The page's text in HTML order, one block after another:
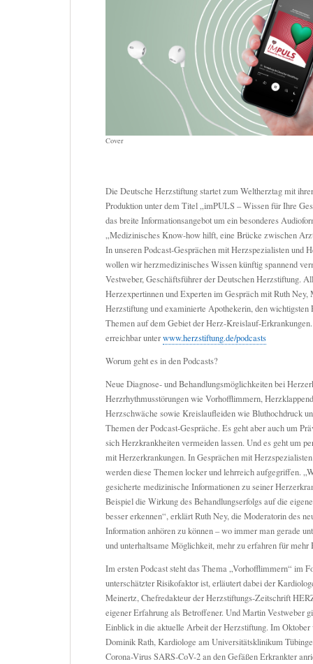
Cover
Die Deutsche Herzstiftung startet zum Weltherztag mit
Produktion unter dem Titel „imPULS – Wissen für Ihre
das breite Informationsangebot um ein besonderes
„Medizinisches Know-how hilft, eine Brücke zwischen
In unseren Podcast-Gesprächen mit Herzspezialisten und
wollen wir herzmedizinisches Wissen künftig spannend
Vestweber, Geschäftsführer der Deutschen Herzstiftung.
Herzexpertinnen und Experten im Gespräch mit Ruth Ney,
Herzstiftung und examinierte Apothekerin, den wichtigsten
Themen auf dem Gebiet der Herz-Kreislauf-
erreichbar unterwww.herzstiftung.de/podcasts
Worum geht es in den Podcasts?
Neue Diagnose- und Behandlungsmöglichkeiten bei
Herzrhythmusstörungen wie Vorhofflimmern,
Herzschwäche sowie Kreislaufleiden wie Bluthochdruck
Themen der Podcast-Gespräche. Es geht aber auch um
sich Herzkrankheiten vermeiden lassen. Und es geht um
mit Herzerkrankungen. In Gesprächen mit
werden diese Themen locker und lehrreich aufgegriffen.
gesicherte medizinische Informationen zu seiner
Beispiel die Wirkung des Behandlungserfolgs auf die
besser erkennen“, erklärt Ruth Ney, die Moderatorin des
Information anhören zu können – wo immer man gerade
und unterhaltsame Möglichkeit, mehr zu erfahren für mehr
Im ersten Podcast steht das Thema „Vorhofflimmern“ im
unterschätzter Risikofaktor ist, erläutert dabei der
Meinertz, Chefredakteur der Herzstiftungs-Zeitschrift
eigener Erfahrung als Betroffener. Und Martin Vestweber
Einblick in die aktuelle Arbeit der Herzstiftung. Im
Dominik Rath, Kardiologe am Universitätsklinikum
Corona-Virus SARS-CoV-2 an den Gefäßen Erkrankter